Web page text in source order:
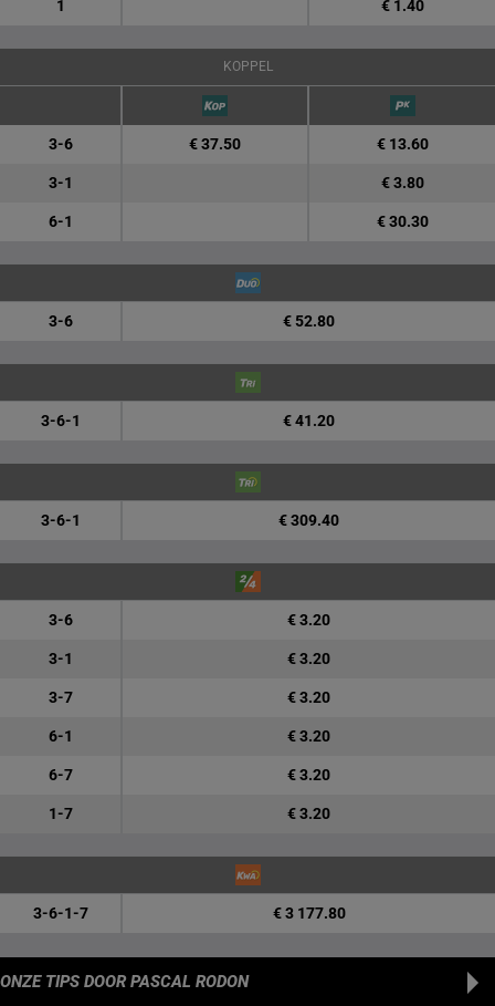
1 € 1.40
KOPPEL
3-6 € 37.50 € 13.60
3-1 € 3.80
6-1 € 30.30
3-6 € 52.80
3-6-1 € 41.20
3-6-1 € 309.40
3-6 € 3.20
3-1 € 3.20
3-7 € 3.20
6-1 € 3.20
6-7 € 3.20
1-7 € 3.20
3-6-1-7 € 3 177.80
ONZE TIPS DOOR PASCAL RODON